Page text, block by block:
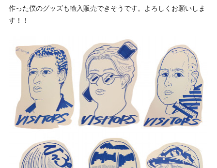
作った僕のグッズも輸入販売できそうです。よろしくお願いしま
す！！